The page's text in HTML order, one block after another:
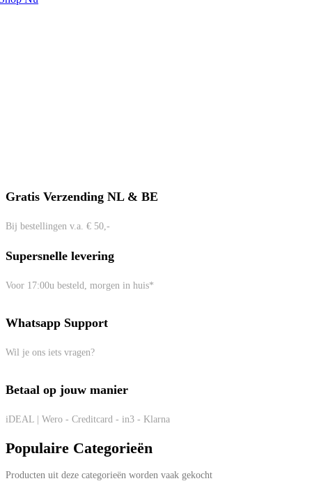
Gratis Verzending NL & BE
Bij bestellingen v.a. € 50,-
Supersnelle levering
Voor 17:00u besteld, morgen in huis*
Whatsapp Support
Wil je ons iets vragen?
Betaal op jouw manier
iDEAL | Wero - Creditcard - in3 - Klarna
Populaire Categorieën
Producten uit deze categorieën worden vaak gekocht